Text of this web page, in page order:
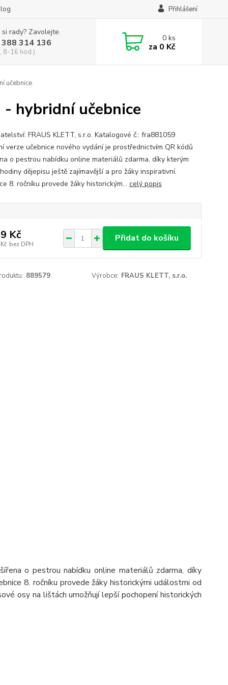
Přihlášení
rady? Zavolejte.
314 136
8-16 hod.)
0ks
za 0 Kč
učebnice
- hybridní učebnice
FRAUS KLETT, s.r.o. Katalogové č.: fra881059
verze učebnice nového vydání je prostřednictvím QR kódů
o pestrou nabídku online materiálů zdarma, díky kterým
dějepisu ještě zajímavější a pro žáky inspirativní.
8. ročníku provede žáky historickým... celý popis
Kč
bez DPH
Přidat do košíku
889579 Výrobce: FRAUS KLETT, s.r.o.
o pestrou nabídku online materiálů zdarma, díky
8. ročníku provede žáky historickými událostmi od
osy na lištách umožňují lepší pochopení historických